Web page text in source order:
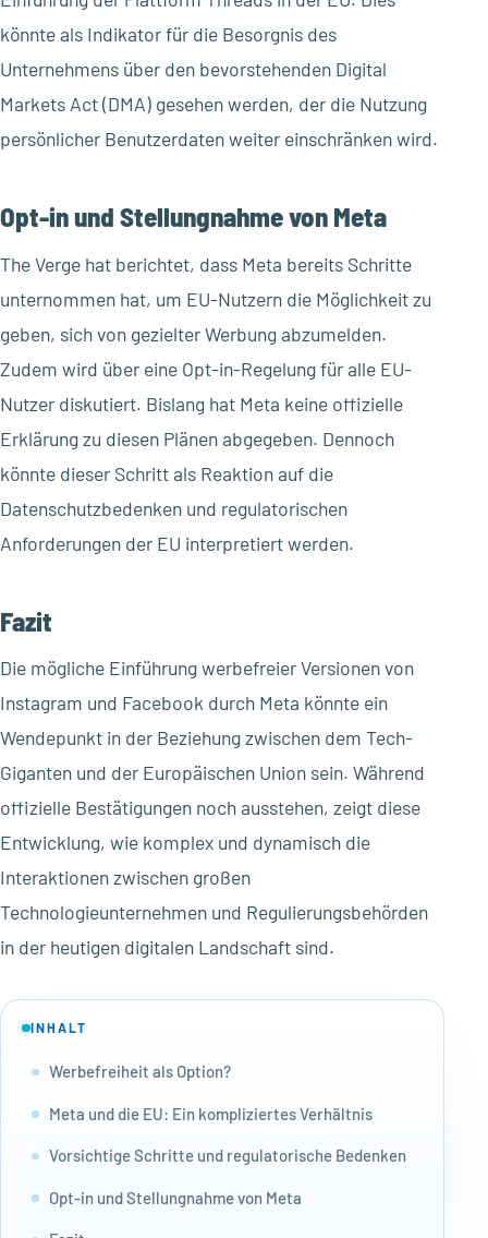
könnte als Indikator für die Besorgnis des
Unternehmens über den bevorstehenden Digital
Markets Act (DMA) gesehen werden, der die Nutzung
persönlicher Benutzerdaten weiter einschränken wird.
Opt-in und Stellungnahme von Meta
The Verge hat berichtet, dass Meta bereits Schritte
unternommen hat, um EU-Nutzern die Möglichkeit zu
geben, sich von gezielter Werbung abzumelden.
Zudem wird über eine Opt-in-Regelung für alle EU-
Nutzer diskutiert. Bislang hat Meta keine offizielle
Erklärung zu diesen Plänen abgegeben. Dennoch
könnte dieser Schritt als Reaktion auf die
Datenschutzbedenken und regulatorischen
Anforderungen der EU interpretiert werden.
Fazit
Die mögliche Einführung werbefreier Versionen von
Instagram und Facebook durch Meta könnte ein
Wendepunkt in der Beziehung zwischen dem Tech-
Giganten und der Europäischen Union sein. Während
offizielle Bestätigungen noch ausstehen, zeigt diese
Entwicklung, wie komplex und dynamisch die
Interaktionen zwischen großen
Technologieunternehmen und Regulierungsbehörden
in der heutigen digitalen Landschaft sind.
INHALT
Werbefreiheit als Option?
Meta und die EU: Ein kompliziertes Verhältnis
Vorsichtige Schritte und regulatorische Bedenken
Opt-in und Stellungnahme von Meta